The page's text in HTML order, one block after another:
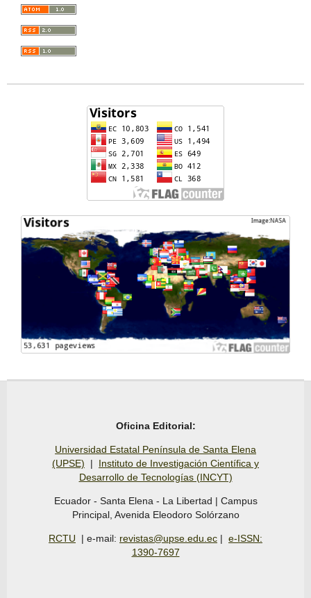
Oficina Editorial:
Universidad Estatal Península de Santa Elena
(UPSE) | Instituto de Investigación Científica y
Desarrollo de Tecnologías (INCYT)
Ecuador - Santa Elena - La Libertad | Campus
Principal, Avenida Eleodoro Solórzano
RCTU | e-mail: revistas@upse.edu.ec | e-ISSN:
1390-7697